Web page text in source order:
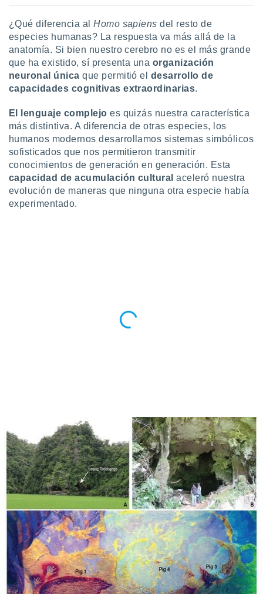
¿Qué diferencia al Homo sapiens del resto de
especies humanas? La respuesta va más allá de la
anatomía. Si bien nuestro cerebro no es el más grande
que ha existido, sí presenta una organización
neuronal únicaque permitió el desarrollo de
capacidades cognitivas extraordinarias.
El lenguaje complejo es quizás nuestra característica
más distintiva. A diferencia de otras especies, los
humanos modernos desarrollamos sistemas simbólicos
sofisticados que nos permitieron transmitir
conocimientos de generación en generación. Esta
capacidad de acumulación culturalaceleró nuestra
evolución de maneras que ninguna otra especie había
experimentado.